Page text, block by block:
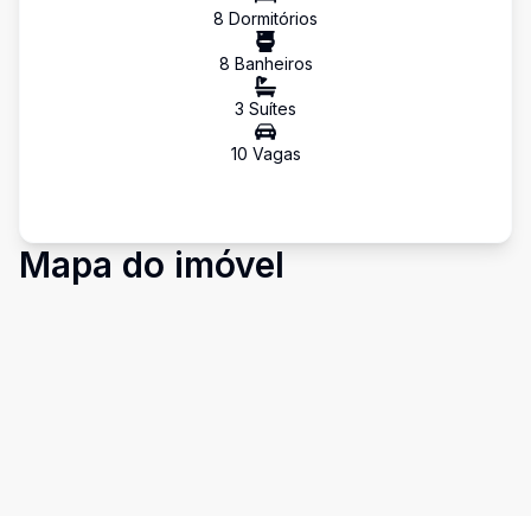
8 Dormitórios
8 Banheiros
3 Suítes
10 Vagas
Mapa do imóvel